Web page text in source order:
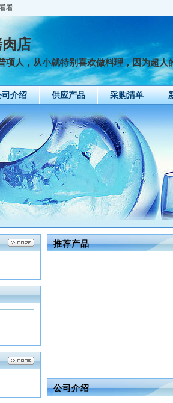
看
店
项人，从小就特别喜欢做料理，因为超人
司介绍 供应产品 采购清单
推荐产品
公司介绍